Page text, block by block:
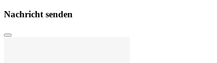
Nachricht senden